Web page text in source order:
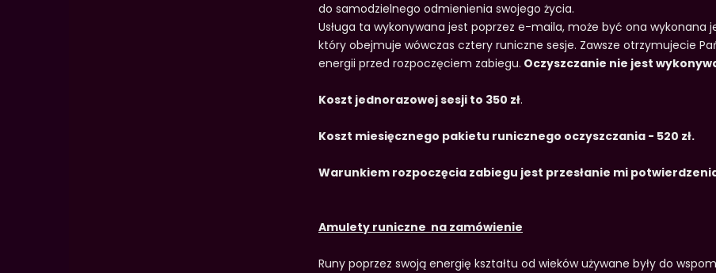
do samodzielnego odmienienia swojego życia.
Usługa ta wykonywana jest poprzez e-maila, może być ona wykonana
który obejmuje wówczas cztery runiczne sesje. Zawsze otrzymujecie
energii przed rozpoczęciem zabiegu. Oczyszczanie nie jest
Koszt jednorazowej sesji to 350 zł.
Koszt miesięcznego pakietu runicznego oczyszczania - 520 zł.
Warunkiem rozpoczęcia zabiegu jest przesłanie mi
Amulety runiczne na zamówienie
Runy poprzez swoją energię kształtu od wieków używane były do